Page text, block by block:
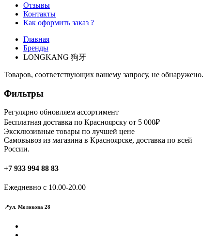
Отзывы
Контакты
Как оформить заказ ?
Главная
Бренды
LONGKANG 狗牙
Товаров, соответствующих вашему запросу, не обнаружено.
Фильтры
Регулярно обновляем ассортимент
Бесплатная доставка по Красноярску от 5 000₽
Эксклюзивные товары по лучшей цене
Самовывоз из магазина в Красноярске, доставка по всей
России.
+7 933 994 88 83
Ежедневно с 10.00-20.00
📍ул. Молокова 28